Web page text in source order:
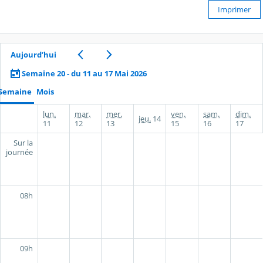
Imprimer
Aujourd’hui
Semaine 20 - du 11 au 17 Mai 2026
Mois
lun.
11
mar.
12
mer.
13
jeu. 14
ven.
15
sam.
16
dim.
17
Sur la
journée
08h
09h